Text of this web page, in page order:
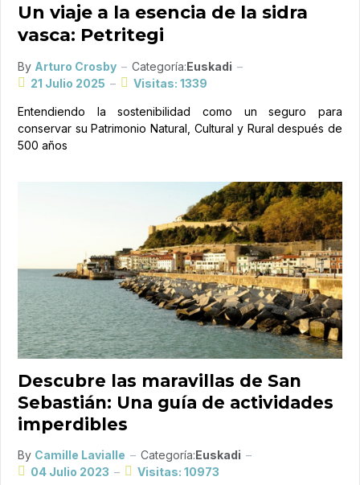
Un viaje a la esencia de la sidra
vasca: Petritegi
By Arturo Crosby Categoría:Euskadi
21 Julio 2025
Visitas: 1339
Entendiendo la sostenibilidad como un seguro para
conservar su Patrimonio Natural, Cultural y Rural después de
500 años
Descubre las maravillas de San
Sebastián: Una guía de actividades
imperdibles
By Camille Lavialle Categoría:Euskadi
04 Julio 2023
Visitas: 10973